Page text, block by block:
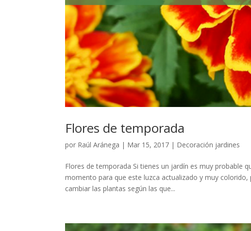
Flores de temporada
por Raúl Aránega | Mar 15, 2017 | Decoración jardines
Flores de temporada Si tienes un jardín es muy probable
momento para que este luzca actualizado y muy
cambiar las plantas según las que...